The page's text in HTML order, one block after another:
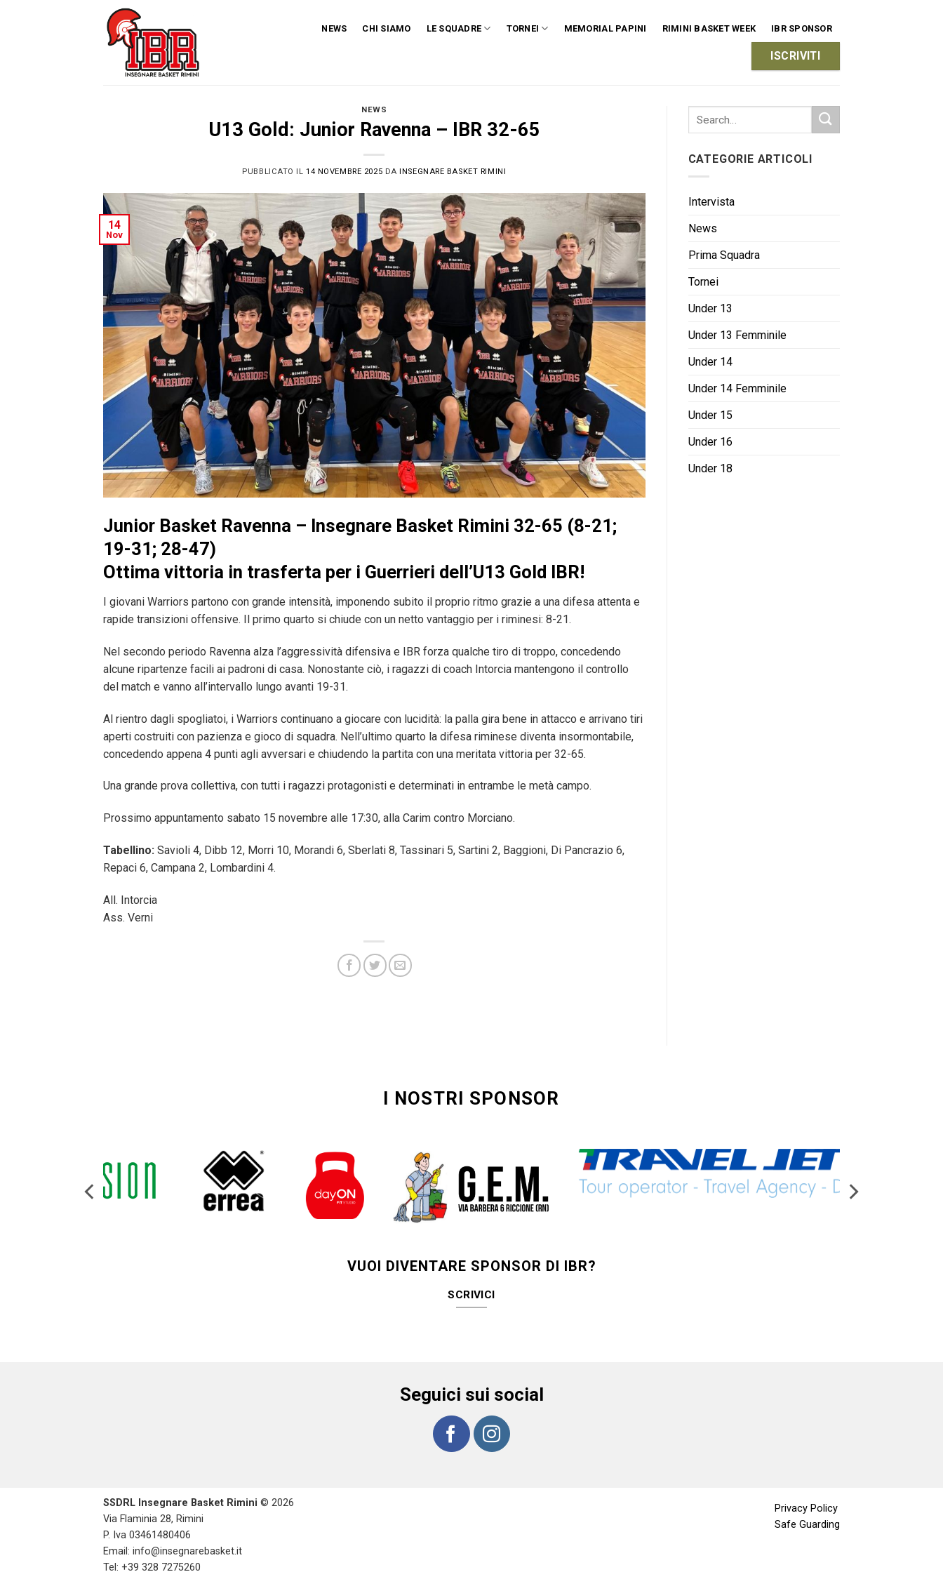
NEWS CHI SIAMO LE SQUADRE TORNEI MEMORIAL PAPINI RIMINI BASKET WEEK IBR SPONSOR
ISCRIVITI
NEWS
U13 Gold: Junior Ravenna – IBR 32-65
PUBBLICATO IL14 NOVEMBRE 2025 DAINSEGNARE BASKET RIMINI
14
Nov
Junior Basket Ravenna – Insegnare Basket Rimini 32-65 (8-21;
19-31; 28-47)
Ottima vittoria in trasferta per i Guerrieri dell’U13 Gold IBR!
I giovani Warriors partono con grande intensità, imponendo subito il proprio ritmo grazie a una difesa attenta e
rapide transizioni offensive. Il primo quarto si chiude con un netto vantaggio per i riminesi: 8-21.
Nel secondo periodo Ravenna alza l’aggressività difensiva e IBR forza qualche tiro di troppo, concedendo
alcune ripartenze facili ai padroni di casa. Nonostante ciò, i ragazzi di coach Intorcia mantengono il controllo
del match e vanno all’intervallo lungo avanti 19-31.
Al rientro dagli spogliatoi, i Warriors continuano a giocare con lucidità: la palla gira bene in attacco e arrivano tiri
aperti costruiti con pazienza e gioco di squadra. Nell’ultimo quarto la difesa riminese diventa insormontabile,
concedendo appena 4 punti agli avversari e chiudendo la partita con una meritata vittoria per 32-65.
Una grande prova collettiva, con tutti i ragazzi protagonisti e determinati in entrambe le metà campo.
Prossimo appuntamento sabato 15 novembre alle 17:30, alla Carim contro Morciano.
Tabellino: Savioli 4, Dibb 12, Morri 10, Morandi 6, Sberlati 8, Tassinari 5, Sartini 2, Baggioni, Di Pancrazio 6,
Repaci 6, Campana 2, Lombardini 4.
All. Intorcia
Ass. Verni
CATEGORIE ARTICOLI
Intervista
News
Prima Squadra
Tornei
Under 13
Under 13 Femminile
Under 14
Under 14 Femminile
Under 15
Under 16
Under 18
I NOSTRI SPONSOR
VUOI DIVENTARE SPONSOR DI IBR?
SCRIVICI
Seguici sui social
Privacy Policy
Safe Guarding
SSDRL Insegnare Basket Rimini © 2026
Via Flaminia 28, Rimini
P. Iva 03461480406
Email: info@insegnarebasket.it
Tel: +39 328 7275260